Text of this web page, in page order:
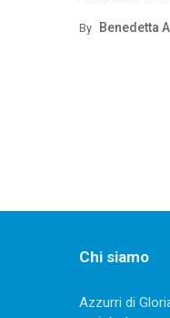
By Benedetta
Chi siamo
Azzurri di